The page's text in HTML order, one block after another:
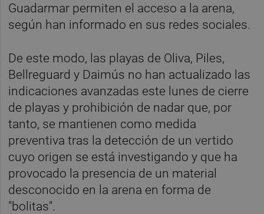
Guadarmar permiten el acceso a la arena,
según han informado en sus redes sociales.
De este modo, las playas de Oliva, Piles,
Bellreguard y Daimús no han actualizado las
indicaciones avanzadas este lunes de cierre
de playas y prohibición de nadar que, por
tanto, se mantienen como medida
preventiva tras la detección de un vertido
cuyo origen se está investigando y que ha
provocado la presencia de un material
desconocido en la arena en forma de
"bolitas".